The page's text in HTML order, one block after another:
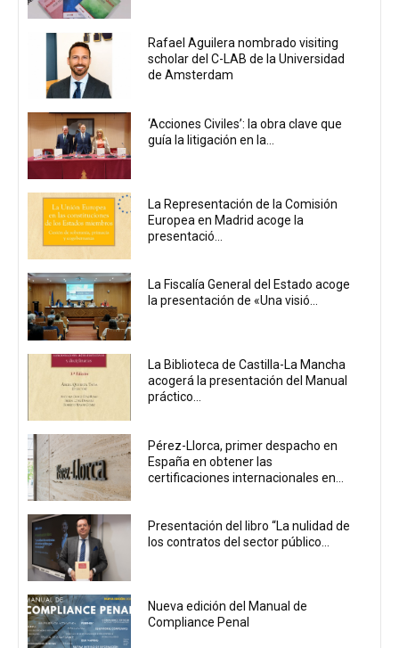
Rafael Aguilera nombrado visiting
scholar del C-LAB de la Universidad
de Amsterdam
‘Acciones Civiles’: la obra clave que
guía la litigación en la...
La Representación de la Comisión
Europea en Madrid acoge la
presentació...
La Fiscalía General del Estado acoge
la presentación de «Una visió...
La Biblioteca de Castilla-La Mancha
acogerá la presentación del Manual
práctico...
Pérez-Llorca, primer despacho en
España en obtener las
certificaciones internacionales en...
Presentación del libro “La nulidad de
los contratos del sector público...
Nueva edición del Manual de
Compliance Penal